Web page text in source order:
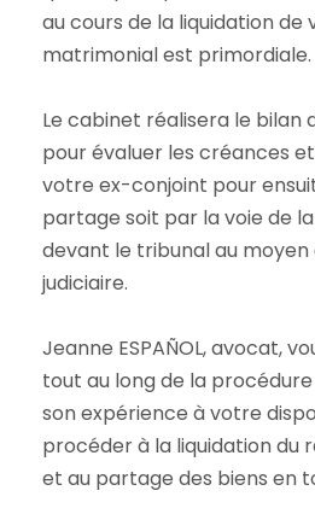
au cours de la liquidation de
matrimonial est primordiale.
Le cabinet réalisera le bilan
pour évaluer les créances
votre ex-conjoint pour
partage soit par la voie de
devant le tribunal au moyen
judiciaire.
Jeanne ESPAÑOL, avocat,
tout au long de la
son expérience à votre
procéder à la liquidation du
et au partage des biens en